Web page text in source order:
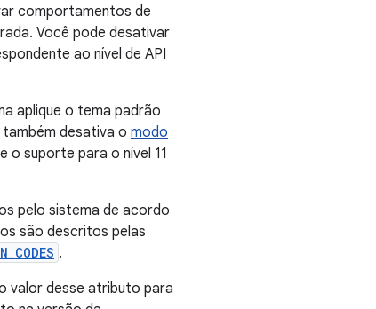
comportamentos de
Você pode desativar
ao nível de API
aplique o tema padrão
desativa o modo
o suporte para o nível 11
pelo sistema de acordo
são descritos pelas
.
valor desse atributo para